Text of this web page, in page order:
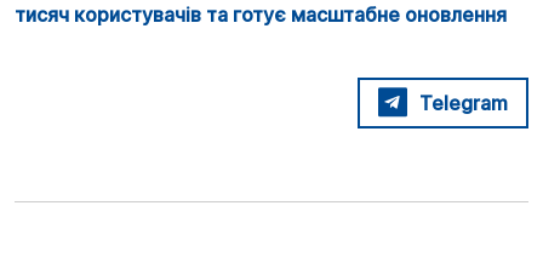
тисяч користувачів та готує масштабне оновлення
Telegram